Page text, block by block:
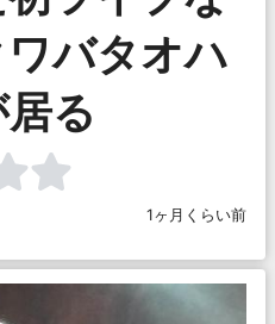
バタオハ
る
1ヶ月くらい前